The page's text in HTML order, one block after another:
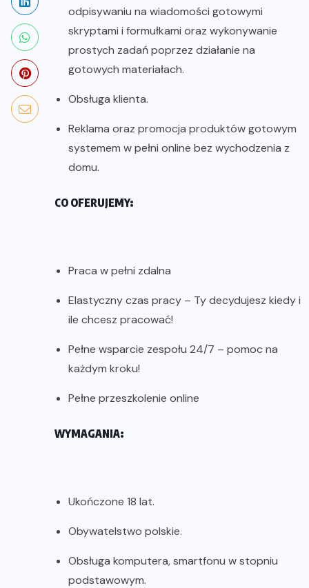
odpisywaniu na wiadomości gotowymi
skryptami i formułkami oraz wykonywanie
prostych zadań poprzez działanie na
gotowych materiałach.
Obsługa klienta.
Reklama oraz promocja produktów gotowym
systemem w pełni online bez wychodzenia z
domu.
CO OFERUJEMY:
Praca w pełni zdalna
Elastyczny czas pracy – Ty decydujesz kiedy i
ile chcesz pracować!
Pełne wsparcie zespołu 24/7 – pomoc na
każdym kroku!
Pełne przeszkolenie online
WYMAGANIA:
Ukończone 18 lat.
Obywatelstwo polskie.
Obsługa komputera, smartfonu w stopniu
podstawowym.